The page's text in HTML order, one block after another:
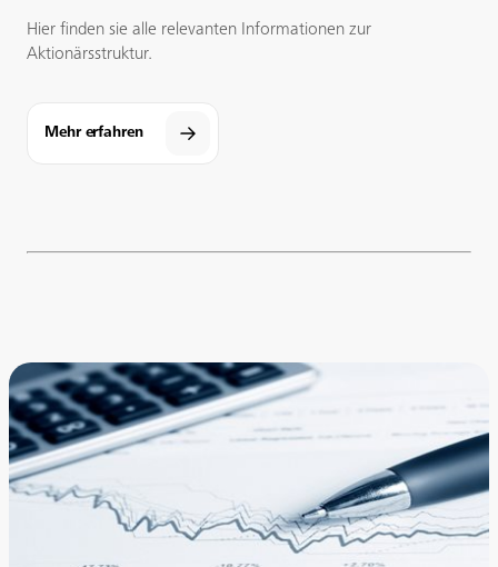
Hier finden sie alle relevanten Informationen zur
Aktionärsstruktur.
Mehr erfahren